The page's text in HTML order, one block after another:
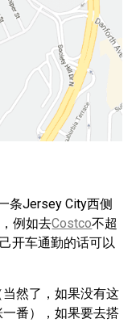
条Jersey City西侧
例如去Costco不超
开车通勤的话可以
然了，如果没有这
番），如果要去搭